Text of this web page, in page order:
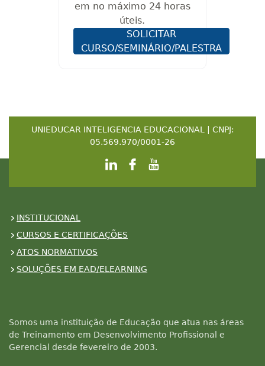
em no máximo 24 horas
úteis.
SOLICITAR
CURSO/SEMINÁRIO/PALESTRA
UNIEDUCAR INTELIGENCIA EDUCACIONAL | CNPJ:
05.569.970/0001-26
INSTITUCIONAL
CURSOS E CERTIFICAÇÕES
ATOS NORMATIVOS
SOLUÇÕES EM EAD/ELEARNING
Somos uma instituição de Educação que atua nas áreas
de Treinamento em Desenvolvimento Profissional e
Gerencial desde fevereiro de 2003.